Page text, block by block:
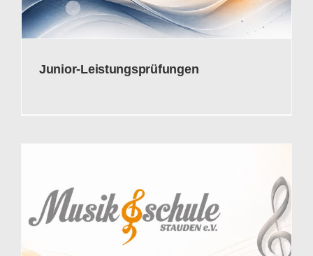
Junior-Leistungsprüfungen